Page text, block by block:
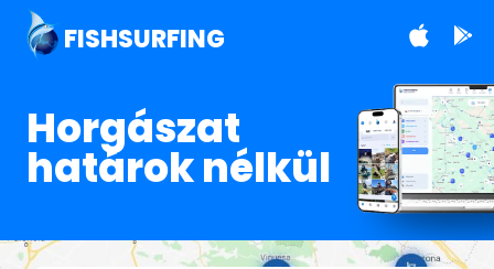
FISHSURFING
Horgászat
határok nélkül